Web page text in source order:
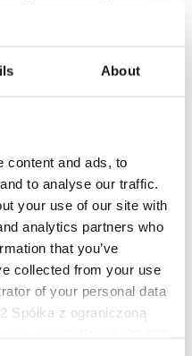
About
content and ads, to
to analyse our traffic.
your use of our site with
analytics partners who
that you’ve
collected from your use
of your personal data
Spółka z ograniczoną
(FAQ)